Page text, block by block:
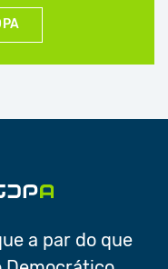
a par do que